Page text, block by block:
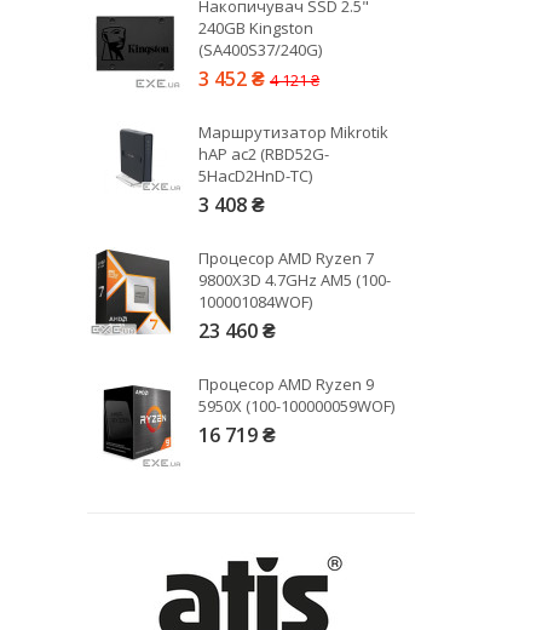
3840x1080
5120x2880
5120x2160
5120x1440
7680x4320
Накопичувач SSD 2.5"
240GB Kingston
(SA400S37/240G)
3 452 ₴ 4 121 ₴
Маршрутизатор Mikrotik
hAP ac2 (RBD52G-
5HacD2HnD-TC)
3 408 ₴
Процесор AMD Ryzen 7
9800X3D 4.7GHz AM5 (100-
100001084WOF)
23 460 ₴
Процесор AMD Ryzen 9
5950X (100-100000059WOF)
16 719 ₴